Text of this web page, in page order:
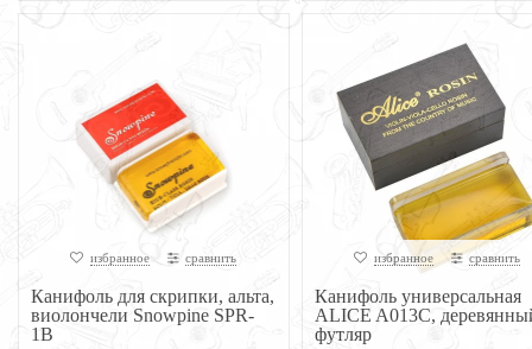
избранное сравнить
Канифоль для скрипки, альта,
виолончели Snowpine SPR-
1B
избранное сравнить
Канифоль универсальная
ALICE A013C,
футляр